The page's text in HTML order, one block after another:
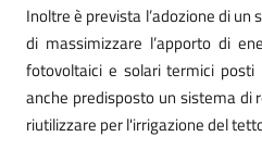
Inoltre è prevista l’adozione di
di massimizzare l’apporto di
fotovoltaici e solari termici posti
anche predisposto un sistema di
riutilizzare per l'irrigazione del